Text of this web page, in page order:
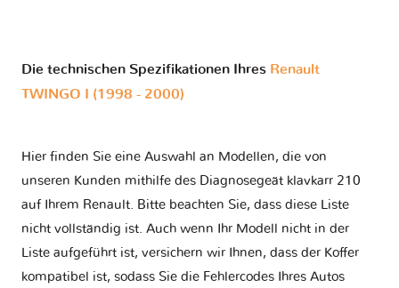
Die technischen Spezifikationen Ihres Renault
TWINGO I (1998 - 2000)
Hier finden Sie eine Auswahl an Modellen, die von
unseren Kunden mithilfe des Diagnosegeät klavkarr 210
auf Ihrem Renault. Bitte beachten Sie, dass diese Liste
nicht vollständig ist. Auch wenn Ihr Modell nicht in der
Liste aufgeführt ist, versichern wir Ihnen, dass der Koffer
kompatibel ist, sodass Sie die Fehlercodes Ihres Autos